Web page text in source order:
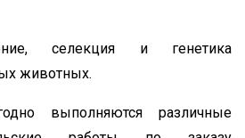
селекция и генетика
животных.
выполняются различные